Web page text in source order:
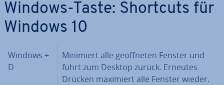
Windows-Taste: Shortcuts für
Windows 10
Windows +
D
Minimiert alle ge­öff­ne­ten Fenster und
führt zum Desktop zurück. Erneutes
Drücken maximiert alle Fenster wieder.